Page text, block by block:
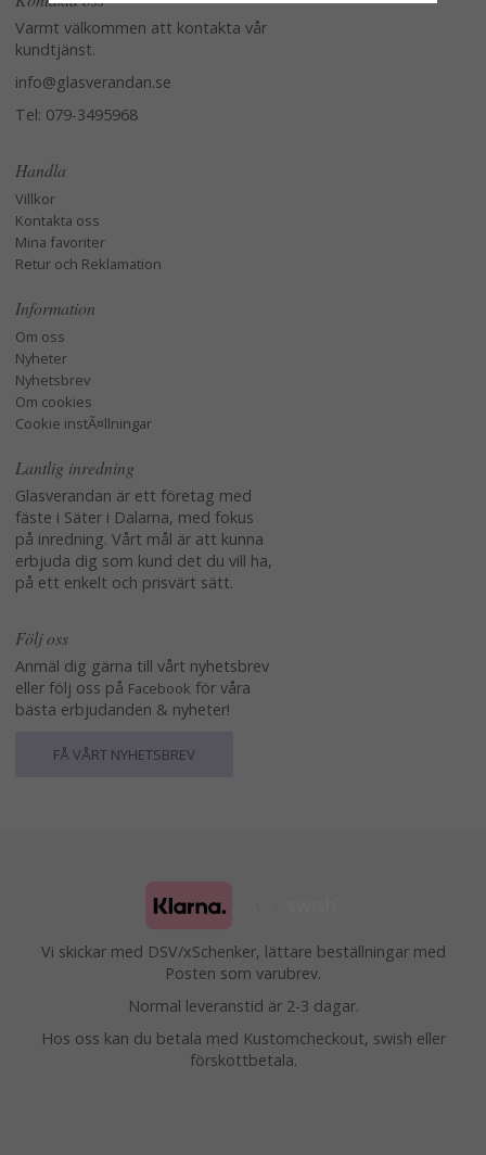
Varmt välkommen att kontakta vår
kundtjänst.
info@glasverandan.se
Tel: 079-3495968
Handla
Villkor
Kontakta oss
Mina favoriter
Retur och Reklamation
Information
Om oss
Nyheter
Nyhetsbrev
Om cookies
Cookie instÃ¤llningar
Lantlig inredning
Glasverandan är ett företag med
fäste i Säter i Dalarna, med fokus
på inredning. Vårt mål är att kunna
erbjuda dig som kund det du vill ha,
på ett enkelt och prisvärt sätt.
Följ oss
Anmäl dig gärna till vårt nyhetsbrev
eller följ oss på Facebook för våra
bästa erbjudanden & nyheter!
FÅ VÅRT NYHETSBREV
Vi skickar med DSV/xSchenker, lättare beställningar med
Posten som varubrev.
Normal leveranstid är 2-3 dagar.
Hos oss kan du betala med Kustomcheckout, swish eller
förskottbetala.